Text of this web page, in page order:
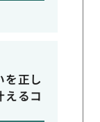
を正し
えるコ